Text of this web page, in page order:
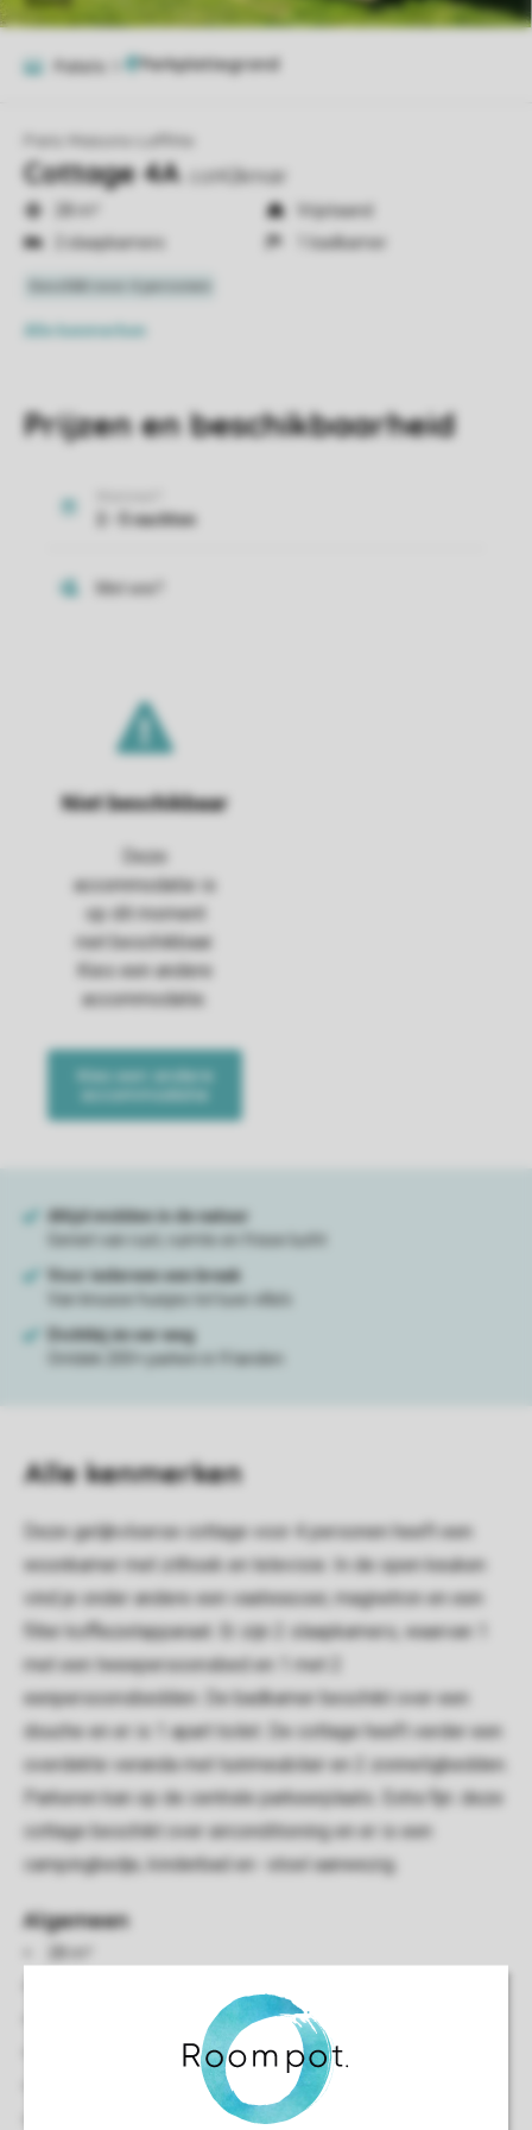
Foto's
Paris Maisons-Laffitte
Cottage 4A cot42kmair
Vrijstaand
2 slaapkamers
1 badkamer
Alle kenmerken
Prijzen en beschikbaarheid
Allekenmerken
Deze gelijkvloerse cottage voor 4 personen heeft een
woonkamer met zithoek en televisie. In de open keuken
vind je onder andere een vaatwasser, magnetron en een
filter koffiezetapparaat. Er zijn 2 slaapkamers, waarvan 1
met een tweepersoonsbed en 1 met 2
eenpersoonsbedden. De badkamer beschikt over een
douche en er is 1 apart toilet. De cottage heeft verder een
overdekte veranda met tuinmeubilair en 2 zonneligbedden.
Parkeren kan op de centrale parkeerplaats. Extra fijn: deze
cottage beschikt over airconditioning en er is een
campingbedje, kinderbad en -stoel aanwezig.
Algemeen
Minimaal 2 slaapkamers